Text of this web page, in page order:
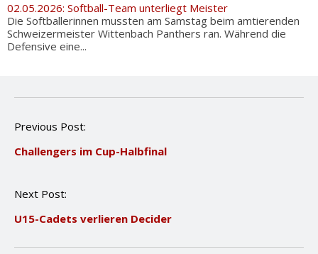
02.05.2026: Softball-Team unterliegt Meister
Die Softballerinnen mussten am Samstag beim amtierenden
Schweizermeister Wittenbach Panthers ran. Während die
Defensive eine...
P
s
a
i
Previous Post:
Challengers im Cup-Halbfinal
Next Post:
U15-Cadets verlieren Decider